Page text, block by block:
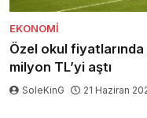
EKONOMI
Özel okul fiyatlarında
milyon TL’yi aştı
SoleKinG 21 Haziran